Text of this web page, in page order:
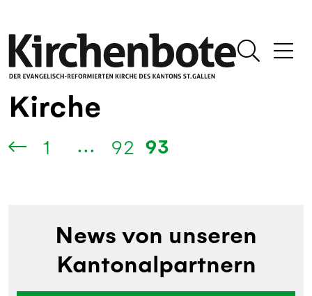
Kirche
1 ... 92 93
News von unseren
Kantonalpartnern